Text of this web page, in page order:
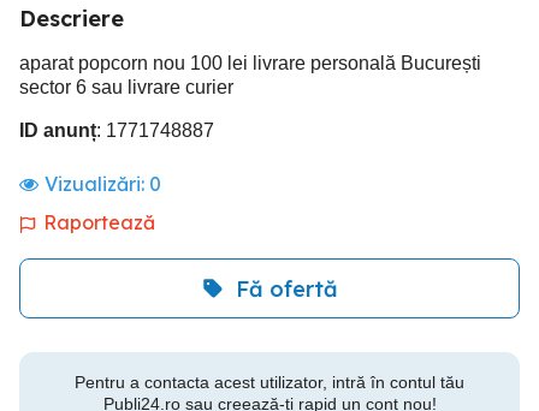
Descriere
aparat popcorn nou 100 lei livrare personală București
sector 6 sau livrare curier
ID anunț: 1771748887
Vizualizări: 0
Raportează
Fă ofertă
Pentru a contacta acest utilizator, intră în contul tău
Publi24.ro sau creează-ți rapid un cont nou!